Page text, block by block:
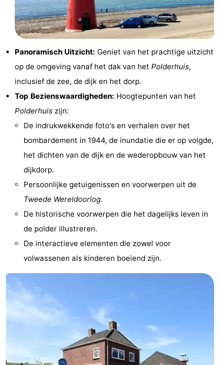
Binnenspeeltuinen
Bowlen
Wellness
centra
Dorpen
Steden
Natuur
Rondleidingen
Sporten
Zwembaden
Paardrijden
Golfbanen
drinken
Evenementen
Ringrijden
Forum
Parkeren
Reisboekenwinkel
Panoramisch Uitzicht: Geniet van het prachtige uitzicht
op de omgeving vanaf het dak van het Polderhuis,
inclusief de zee, de dijk en het dorp.
Top Bezienswaardigheden: Hoogtepunten van het
Polderhuis zijn:
De indrukwekkende foto's en verhalen over het
bombardement in 1944, de inundatie die er op volgde,
het dichten van de dijk en de wederopbouw van het
dijkdorp.
Persoonlijke getuigenissen en voorwerpen uit de
Tweede Wereldoorlog.
De historische voorwerpen die het dagelijks leven in
de polder illustreren.
De interactieve elementen die zowel voor
volwassenen als kinderen boeiend zijn.